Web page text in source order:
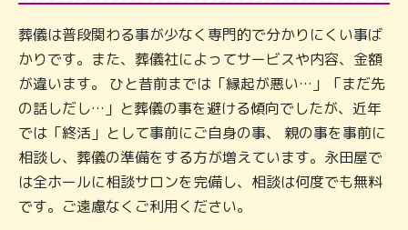
葬儀は普段関わる事が少なく専門的で分かりにくい事ば
かりです。また、葬儀社によってサービスや内容、金額
が違います。 ひと昔前までは「縁起が悪い…」「まだ先
の話しだし…」と葬儀の事を避ける傾向でしたが、近年
では「終活」として事前にご自身の事、 親の事を事前に
相談し、葬儀の準備をする方が増えています。永田屋で
は全ホールに相談サロンを完備し、相談は何度でも無料
です。ご遠慮なくご利用ください。